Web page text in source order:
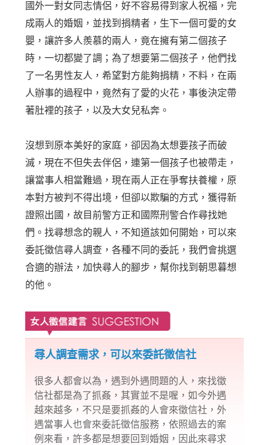
國外一對女同志情侶，好不容易得到家人祝福，完
成兩人的婚姻，並找到捐精者，生下一個可愛的女
嬰，讓許多人羨慕的兩人，竟在擁有第二個孩子
時，一切都變了調；為了想要第二個孩子，他們找
了一名男性友人，希望對方能夠捐精，不料，在兩
人辦事的過程中，竟然有了愛的火花，事後決定帶
著肚裡的孩子，以及大女兒私奔。
沒想到原本美好的家庭，卻因為太想要孩子而破
滅，現在不但失去伴侶，連第一個孩子也被帶走，
讓當事人相當難過，現在兩人正在爭奪扶養權，原
本對方被判不得出境，但卻以欺騙的方式，獲得新
證照出國，故目前警方正和國際刑警合作尋找她
們。找尋想念的親人，不知道該如何開始，可以來
委託徵信尋人調查，各種不同的委託，我們會挑選
合適的辦法，加快尋人的腳步，幫你找到朝思暮想
的他。
尋人調查需求，可以來委託徵信社
很多人都會以為，遇到外遇問題的人，來找徵
信社都是為了抓姦，其實並不是喔，如今外遇
越來越多，不只是要抓姦的人會來徵信社，外
遇當事人也會來委託徵信服務，依照過去的案
例來看，許多都是想要回到婚姻，因此來尋求